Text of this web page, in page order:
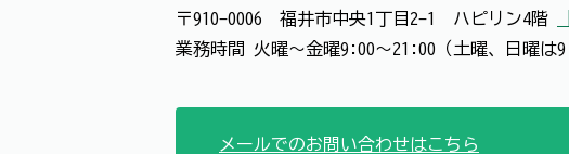
〒910-0006 福井市中央1丁目2-1 ハピリン4階
業務時間 火曜～金曜9:00～21:00（土曜、日曜は
メールでのお問い合わせはこちら